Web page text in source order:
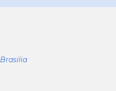
Brasilia